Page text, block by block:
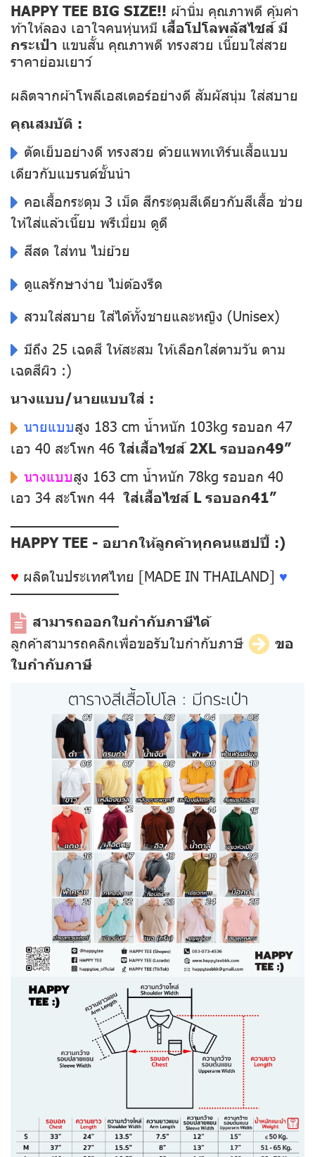
HAPPY TEE BIG SIZE!! ผ้านิ่ม คุณภาพดี คุ้มค่า
ท้าให้ลอง เอาใจคนหุ่นหมี เสื้อโปโลพลัสไซส์ มี
กระเป๋า แขนสั้น คุณภาพดี ทรงสวย เนี๊ยบใส่สวย
ราคาย่อมเยาว์
ผลิตจากผ้าโพลีเอสเตอร์อย่างดี สัมผัสนุ่ม ใส่สบาย
คุณสมบัติ :
ตัดเย็บอย่างดี ทรงสวย ด้วยแพทเทิร์นเสื้อแบบ
เดียวกับแบรนด์ชั้นนำ
คอเสื้อกระดุม 3 เม็ด สีกระดุมสีเดียวกับสีเสื้อ ช่วย
ให้ใส่แล้วเนี๊ยบ พรีเมี่ยม ดูดี
สีสด ใส่ทน ไม่ย้วย
ดูแลรักษาง่าย ไม่ต้องรีด
สวมใส่สบาย ใส่ได้ทั้งชายและหญิง (Unisex)
มีถึง 25 เฉดสี ให้สะสม ให้เลือกใส่ตามวัน ตาม
เฉดสีผิว :)
นางแบบ/นายแบบใส่ :
นายแบบสูง 183 cm น้ำหนัก 103kg รอบอก 47
เอว 40 สะโพก 46 ใส่เสื้อไซส์ 2XL รอบอก49”
นางแบบสูง 163 cm น้ำหนัก 78kg รอบอก 40
เอว 34 สะโพก 44 ใส่เสื้อไซส์ L รอบอก41”
––––––––––––––
HAPPY TEE - อยากให้ลูกค้าทุกคนแฮปปี้ :)
♥ ผลิตในประเทศไทย [MADE IN THAILAND] ♥
––––––––––––––
สามารถออกใบกำกับภาษีได้
ลูกค้าสามารถคลิกเพื่อขอรับใบกำกับภาษี
ขอ
ใบกำกับภาษี